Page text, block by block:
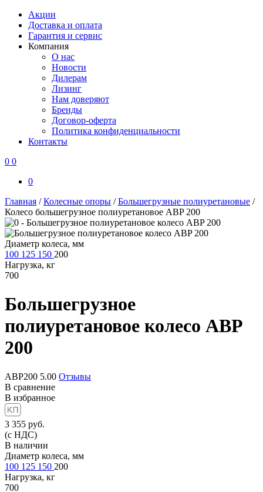
Акции
Доставка и оплата
Гарантия и сервис
Компания
О нас
Новости
Дилерам
Лизинг
Нам доверяют
Бренды
Договор-оферта
Политика конфиденциальности
Контакты
0 0
0
Главная /Колесные опоры /Большегрузные полиуретановые /
Колесо большегрузное полиуретановое ABP 200
Диаметр колеса, мм
100 125 150 200
Нагрузка, кг
700
Большегрузное
полиуретановое колесо ABP
200
ABP200 5.00 Отзывы
В сравнение
В избранное
3 355 руб.
(с НДС)
В наличии
Диаметр колеса, мм
100 125 150 200
Нагрузка, кг
700